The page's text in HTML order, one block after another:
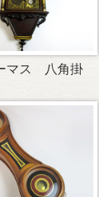
マス 八角掛